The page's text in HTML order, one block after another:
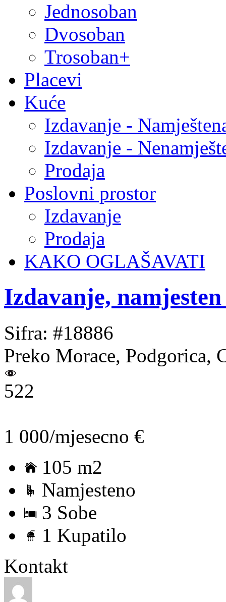
Jednosoban
Dvosoban
Trosoban+
Placevi
Kuće
Izdavanje -
Izdavanje -
Prodaja
Poslovni prostor
Izdavanje
Prodaja
KAKO OGLAŠAVATI
Izdavanje,
Sifra: #18886
Preko Morace, Podgorica,
522
1 000/mjesecno €
105 m2
Namjesteno
3 Sobe
1 Kupatilo
Kontakt